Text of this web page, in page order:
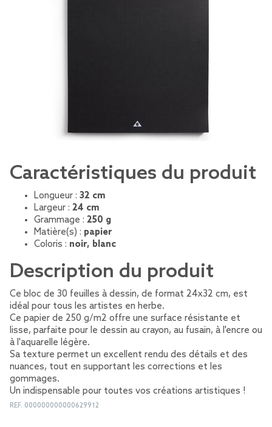
Caractéristiques du produit
Longueur : 32 cm
Largeur : 24 cm
Grammage : 250 g
Matière(s) : papier
Coloris : noir, blanc
Description du produit
Ce bloc de 30 feuilles à dessin, de format 24x32 cm, est
idéal pour tous les artistes en herbe.
Ce papier de 250 g/m2 offre une surface résistante et
lisse, parfaite pour le dessin au crayon, au fusain, à l'encre ou
à l'aquarelle légère.
Sa texture permet un excellent rendu des détails et des
nuances, tout en supportant les corrections et les
gommages.
Un indispensable pour toutes vos créations artistiques !
REF. 000000000000629912